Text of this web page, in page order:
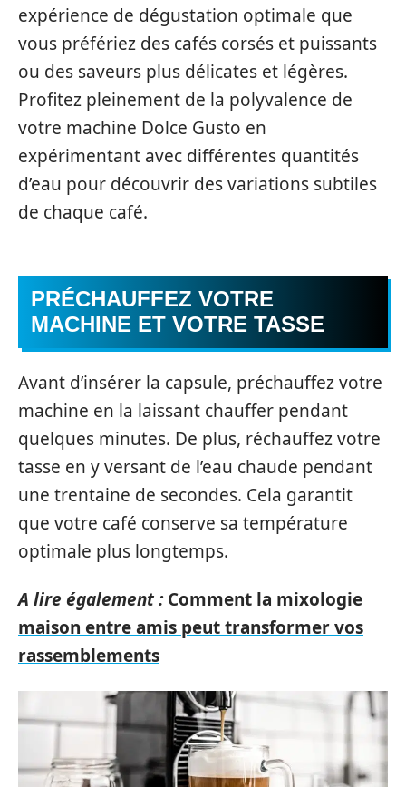
expérience de dégustation optimale que
vous préfériez des cafés corsés et puissants
ou des saveurs plus délicates et légères.
Profitez pleinement de la polyvalence de
votre machine Dolce Gusto en
expérimentant avec différentes quantités
d’eau pour découvrir des variations subtiles
de chaque café.
PRÉCHAUFFEZ VOTRE
MACHINE ET VOTRE TASSE
Avant d’insérer la capsule, préchauffez votre
machine en la laissant chauffer pendant
quelques minutes. De plus, réchauffez votre
tasse en y versant de l’eau chaude pendant
une trentaine de secondes. Cela garantit
que votre café conserve sa température
optimale plus longtemps.
A lire également : Comment la mixologie
maison entre amis peut transformer vos
rassemblements